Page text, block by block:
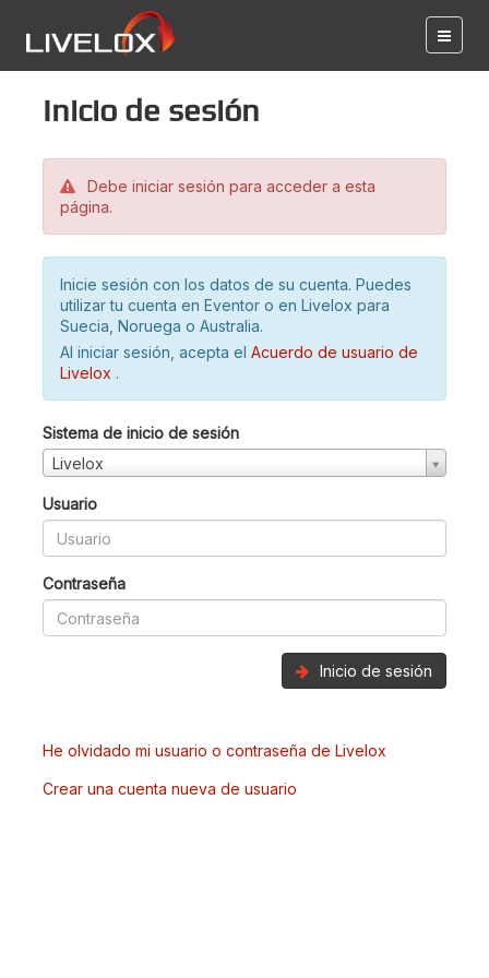
Inicio de sesión
Debe iniciar sesión para acceder a esta
página.
Inicie sesión con los datos de su cuenta. Puedes
utilizar tu cuenta en Eventor o en Livelox para
Suecia, Noruega o Australia.
Al iniciar sesión, acepta el Acuerdo de usuario de
Livelox .
Sistema de inicio de sesión
Livelox
Usuario
Contraseña
Inicio de sesión
He olvidado mi usuario o contraseña de Livelox
Crear una cuenta nueva de usuario